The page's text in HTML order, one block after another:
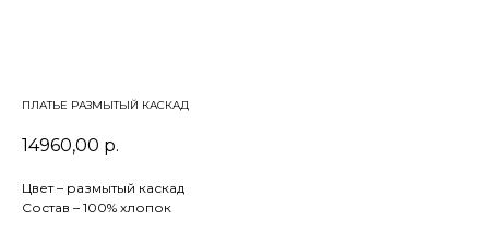
ПЛАТЬЕ РАЗМЫТЫЙ КАСКАД
14960,00 р.
Цвет – размытый каскад
Состав – 100% хлопок